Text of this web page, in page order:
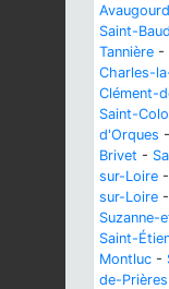
Saint-
Tannière -
Charles-
Clément-
Saint-
d'Orques -
Brivet -
sur-Loire -
sur-Loire -
Suzanne-
Saint-
Montluc -
de-Prières